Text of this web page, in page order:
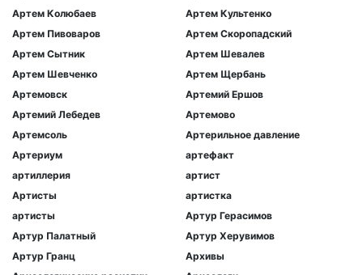
Артем Колюбаев
Артем Культенко
Артем Пивоваров
Артем Скоропадский
Артем Сытник
Артем Шевалев
Артем Шевченко
Артем Щербань
Артемовск
Артемий Ершов
Артемий Лебедев
Артемово
Артемсоль
Артерильное давление
Артериум
артефакт
артиллерия
артист
Артисты
артистка
артисты
Артур Герасимов
Артур Палатный
Артур Херувимов
Артур Гранц
Архивы